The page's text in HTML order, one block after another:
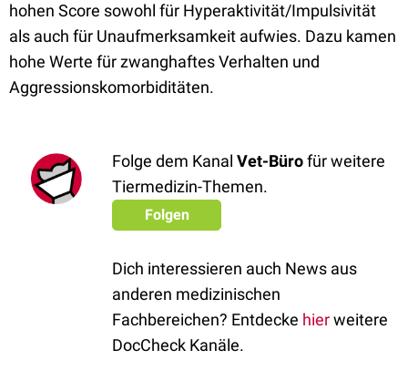
hohen Score sowohl für Hyperaktivität/Impulsivität
als auch für Unaufmerksamkeit aufwies. Dazu kamen
hohe Werte für zwanghaftes Verhalten und
Aggressionskomorbiditäten.
Folge dem Kanal Vet-Bürofür weitere
Tiermedizin-Themen.
Folgen
Dich interessieren auch News aus
anderen medizinischen
Fachbereichen? Entdecke hierweitere
DocCheck Kanäle.